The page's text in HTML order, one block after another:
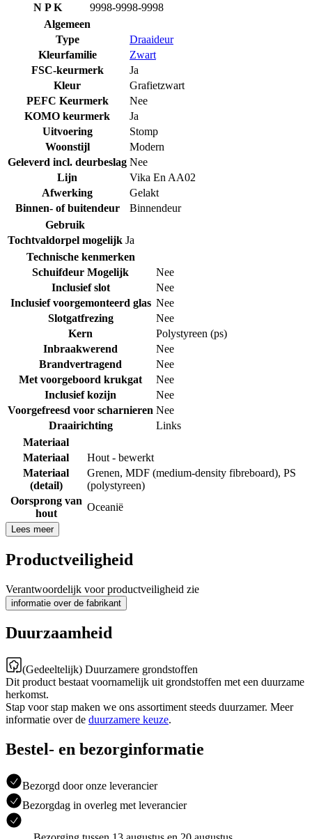
N P K
9998-9998-9998
Algemeen
Type
Draaideur
Kleurfamilie
Zwart
FSC-keurmerk
Ja
Kleur
Grafietzwart
PEFC Keurmerk
Nee
KOMO keurmerk
Ja
Uitvoering
Stomp
Woonstijl
Modern
Geleverd incl. deurbeslag Nee
Lijn
Vika En AA02
Afwerking
Gelakt
Binnen- of buitendeur
Binnendeur
Gebruik
Tochtvaldorpel mogelijk Ja
Technische kenmerken
Schuifdeur Mogelijk
Nee
Inclusief slot
Nee
Inclusief voorgemonteerd glas Nee
Slotgatfrezing
Nee
Kern
Polystyreen (ps)
Inbraakwerend
Nee
Brandvertragend
Nee
Met voorgeboord krukgat
Nee
Inclusief kozijn
Nee
Voorgefreesd voor scharnieren Nee
Draairichting
Links
Materiaal
Materiaal
Hout - bewerkt
Materiaal
(detail)
Grenen, MDF (medium-density fibreboard), PS
(polystyreen)
Oorsprong van
hout
Oceanië
Lees meer
Productveiligheid
Verantwoordelijk voor productveiligheid zie
informatie over de fabrikant
Duurzaamheid
(Gedeeltelijk) Duurzamere grondstoffen
Dit product bestaat voornamelijk uit grondstoffen met een duurzame
herkomst.
Stap voor stap maken we ons assortiment steeds duurzamer. Meer
informatie over de duurzamere keuze.
Bestel- en bezorginformatie
Bezorgd door onze leverancier
Bezorgdag in overleg met leverancier